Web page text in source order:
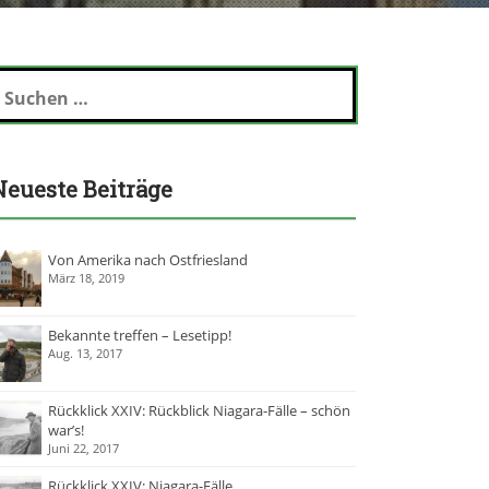
Beiträge
Von Amerika nach Ostfriesland
März 18, 2019
Bekannte treffen – Lesetipp!
Aug. 13, 2017
Rückklick XXIV: Rückblick Niagara-Fälle – schön
war’s!
Juni 22, 2017